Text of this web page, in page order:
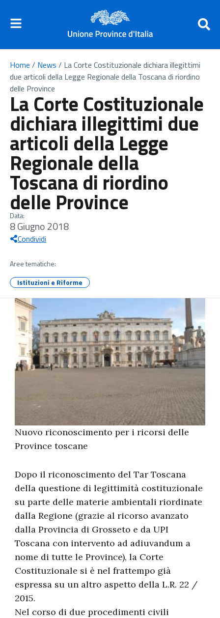
Home / News / La Corte Costituzionale dichiara illegittimi
due articoli della Legge Regionale della Toscana di riordino
delle Province
La Corte Costituzionale
dichiara illegittimi due
articoli della Legge
Regionale della
Toscana di riordino
delle Province
Data:
8 Giugno 2018
Condividi
Aree tematiche:
Istituzioni e Riforme
Nuovo riconoscimento per i ricorsi delle
Province toscane
Dopo il riconoscimento del Tar Toscana
della questione di legittimità costituzionale
su parte delle materie ambientali riordinate
dalla Regione (grazie al ricorso avanzato
dalla Provincia di Grosseto e da UPI
Toscana con intervento ad adiuvandum a
nome di tutte le Province), la Corte
Costituzionale si è nel frattempo già
espressa su un altro aspetto della L.R. 22 /
2015.
Nel corso di due procedimenti civili